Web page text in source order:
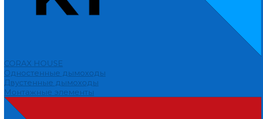
CORAX HOUSE
Одностенные дымоходы
Двустенные дымоходы
Монтажные элементы